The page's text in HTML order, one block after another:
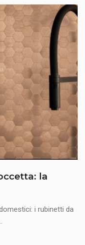
la
i rubinetti da